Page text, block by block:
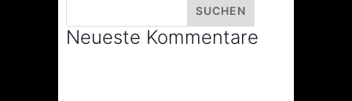
Neueste Kommentare